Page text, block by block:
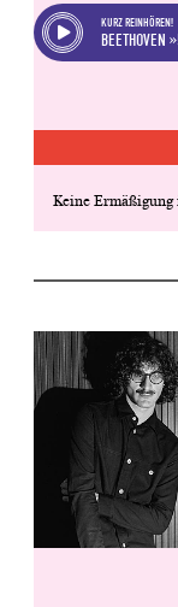
KURZ REINHÖREN!
BEETHOVEN
Keine Ermäßigung